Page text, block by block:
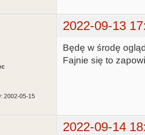
2022-09-13
2002-05-15
Będę w środę
Fajnie się to
2022-09-14